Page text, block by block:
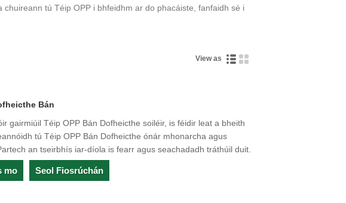
tú Téip OPP i bhfeidhm ar do phacáiste, fanfaidh sé i
View as
Bán
gairmiúil Téip OPP Bán Dofheicthe soiléir, is féidir leat a bheith
tú Téip OPP Bán Dofheicthe ónár mhonarcha agus
an tseirbhís iar-díola is fearr agus seachadadh tráthúil duit.
mo Seol Fiosrúchán